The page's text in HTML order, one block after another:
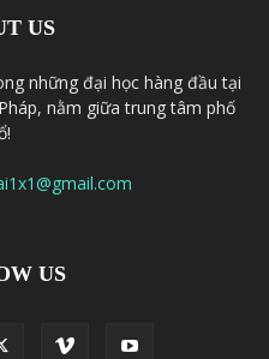
US
những đại học hàng đầu tại
nằm giữa trung tâm phố
US